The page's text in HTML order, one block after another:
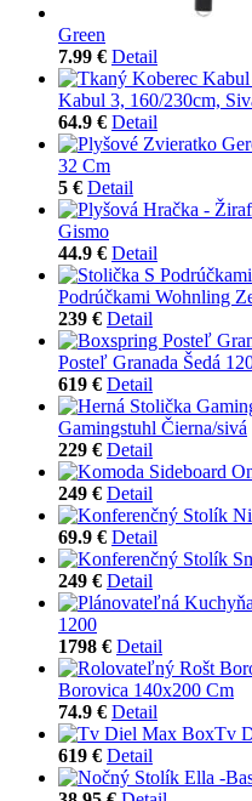
Green
7.99 € Detail
Kabul 3, 160/230cm,
64.9 € Detail
32 Cm
5 € Detail
Gismo
44.9 € Detail
Podrúčkami Wohnling
239 € Detail
Posteľ Granada Šedá
619 € Detail
Gamingstuhl Čierna/sivá
229 € Detail
249 € Detail
69.9 € Detail
249 € Detail
1200
1798 € Detail
Borovica 140x200 Cm
74.9 € Detail
Tv
619 € Detail